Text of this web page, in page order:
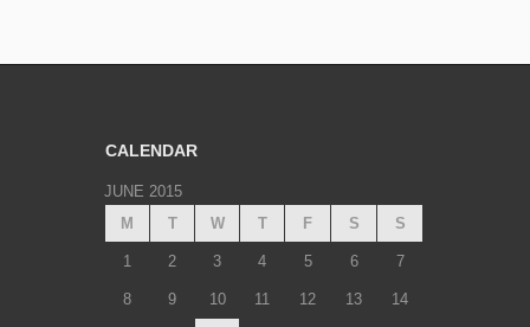
CALENDAR
JUNE 2015
M
T W T F S S
1 2 3 4 5 6 7
8 9 10 11 12 13 14